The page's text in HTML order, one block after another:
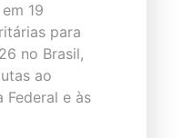
19
para
no Brasil,
ao
Federal e às